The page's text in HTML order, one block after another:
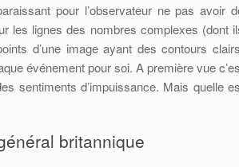
pour l’observateur ne pas avoir
les lignes des nombres complexes (dont
d’une image ayant des contours
événement pour soi. A première vue
sentiments d’impuissance. Mais quelle
britannique